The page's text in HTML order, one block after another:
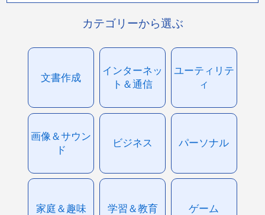
カテゴリーから選ぶ
文書作成
インターネッ
ト＆通信
ユーティリテ
ィ
画像＆サウン
ド
ビジネス パーソナル
家庭＆趣味 学習＆教育 ゲーム